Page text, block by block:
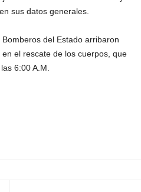
sus datos generales.
del Estado arribaron
el rescate de los cuerpos, que
6:00 A.M.